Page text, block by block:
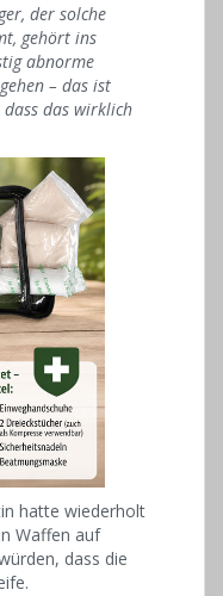
der solche
gehört ins
abnorme
– das ist
das wirklich
hatte wiederholt
Waffen auf
dass die